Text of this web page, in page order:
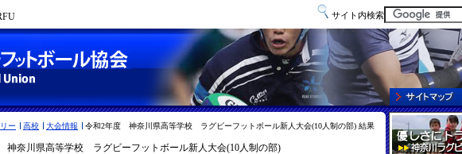
サイト内検索
ー 高校 大会情報 令和2年度 神奈川県高等学校 ラグビーフットボール新人大会(10人制の部) 結果
奈川県高等学校 ラグビーフットボール新人大会(10人制の部)